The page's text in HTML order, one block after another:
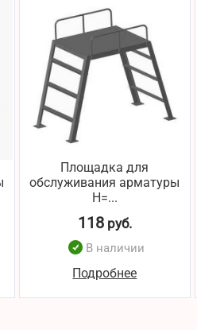
Площадка для
обслуживания арматуры
Н=...
118руб.
В наличии
Подробнее